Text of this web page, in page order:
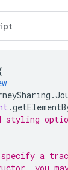
.
.
styling
a